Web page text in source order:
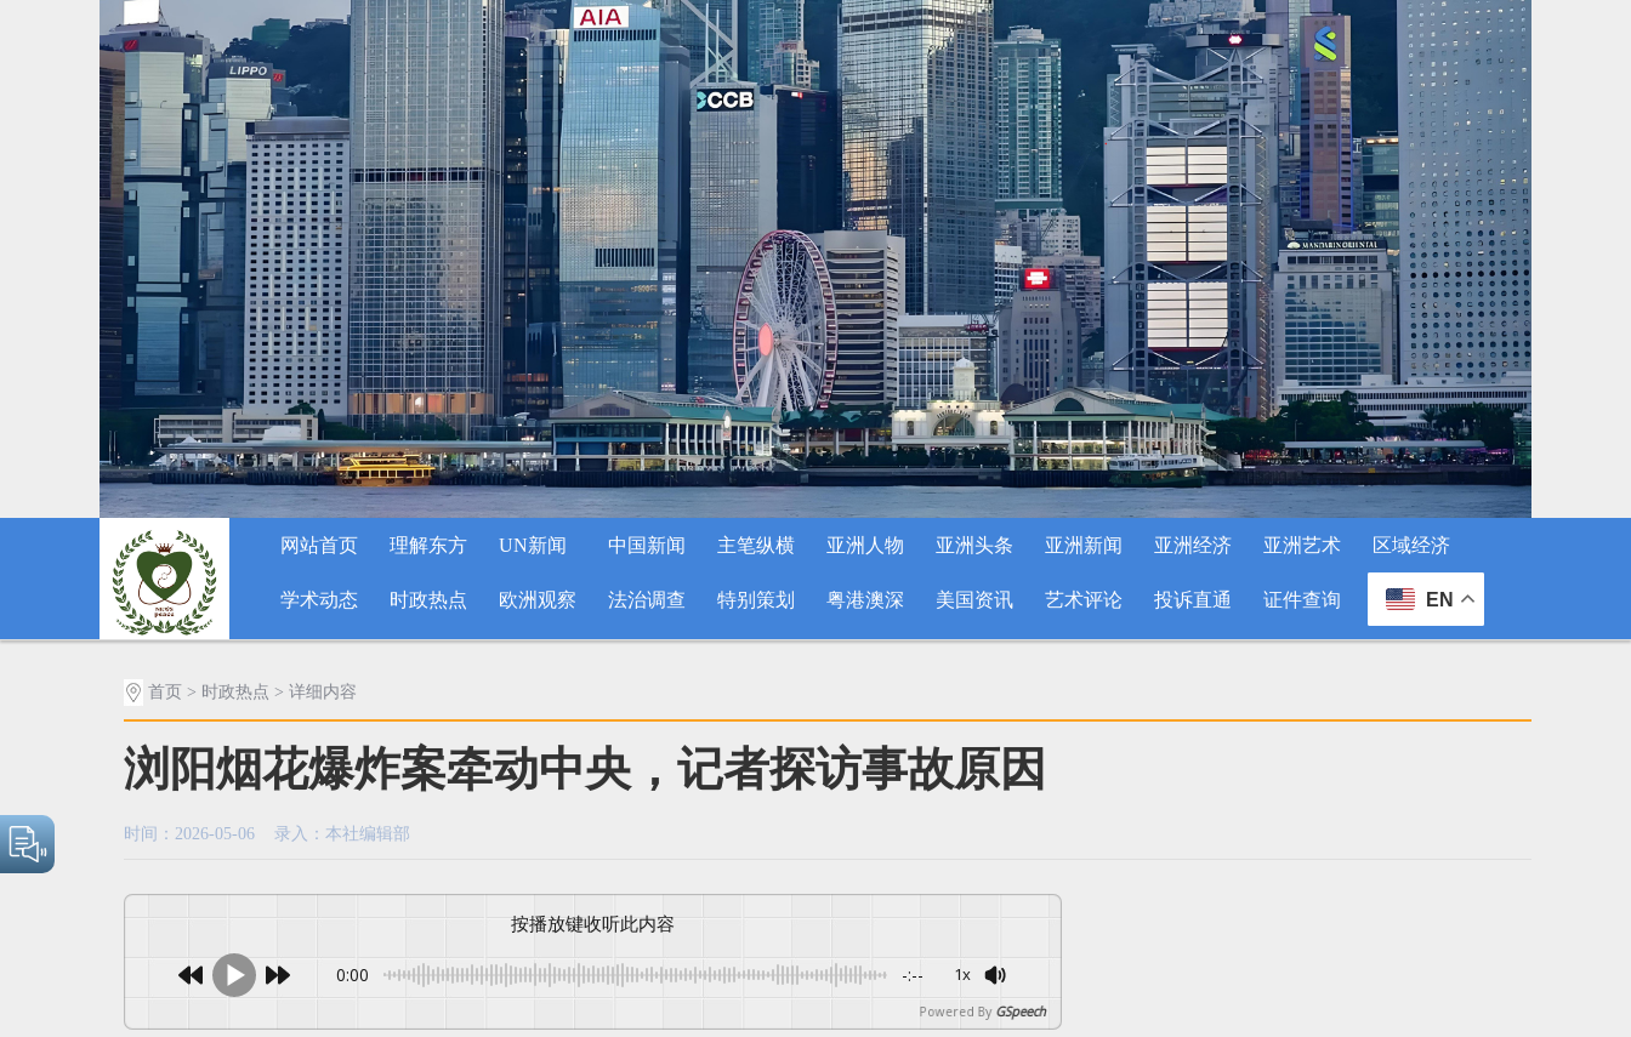
网站首页 理解东方 UN新闻 中国新闻 主笔纵横 亚洲人物 亚洲头条 亚洲新闻 亚洲经济 亚洲艺术 区域经济
学术动态 时政热点 欧洲观察 法治调查 特别策划 粤港澳深 美国资讯 艺术评论 投诉直通 证件查询 EN
首页 > 时政热点 > 详细内容
浏阳烟花爆炸案牵动中央，记者探访事故原因
时间：2026-05-06 录入：本社编辑部
按播放键收听此内容
0:00 -:-- 1x
Powered By GSpeech